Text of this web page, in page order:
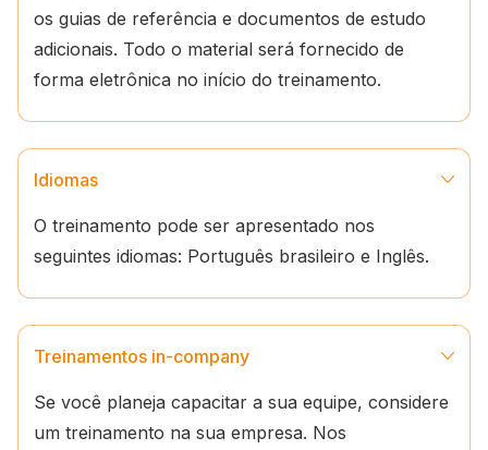
os guias de referência e documentos de estudo
adicionais. Todo o material será fornecido de
forma eletrônica no início do treinamento.
Idiomas
O treinamento pode ser apresentado nos
seguintes idiomas: Português brasileiro e Inglês.
Treinamentos in-company
Se você planeja capacitar a sua equipe, considere
um treinamento na sua empresa. Nos